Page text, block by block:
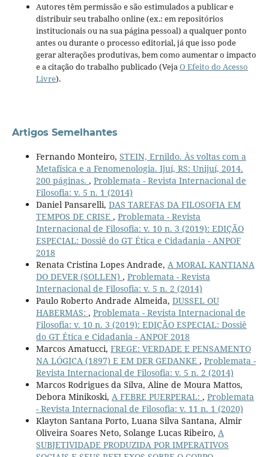
Autores têm permissão e são estimulados a publicar e
distribuir seu trabalho online (ex.: em repositórios
institucionais ou na sua página pessoal) a qualquer ponto
antes ou durante o processo editorial, já que isso pode
gerar alterações produtivas, bem como aumentar o impacto
e a citação do trabalho publicado (VejaO Efeito do Acesso
Livre).
Artigos Semelhantes
Fernando Monteiro, STEIN, Ernildo. Às voltas com a
Metafísica e a Fenomenologia. Ijuí, RS: Unijuí, 2014.
200 páginas. , Problemata - Revista Internacional de
Filosofia: v. 5 n. 1 (2014)
Daniel Pansarelli, DAS TAREFAS DA FILOSOFIA EM
TEMPOS DE CRISE , Problemata - Revista
Internacional de Filosofia: v. 10 n. 3 (2019): EDIÇÃO
ESPECIAL: Dossiê do GT Ética e Cidadania - ANPOF
2018
Renata Cristina Lopes Andrade, A MORAL KANTIANA
DO DEVER (SOLLEN) , Problemata - Revista
Internacional de Filosofia: v. 5 n. 2 (2014)
Paulo Roberto Andrade Almeida, DUSSEL OU
HABERMAS: , Problemata - Revista Internacional de
Filosofia: v. 10 n. 3 (2019): EDIÇÃO ESPECIAL: Dossiê
do GT Ética e Cidadania - ANPOF 2018
Marcos Amatucci, FREGE: VERDADE E PENSAMENTO
NA LÓGICA (1897) E EM DER GEDANKE , Problemata -
Revista Internacional de Filosofia: v. 5 n. 2 (2014)
Marcos Rodrigues da Silva, Aline de Moura Mattos,
Debora Minikoski, A FEBRE PUERPERAL: , Problemata
- Revista Internacional de Filosofia: v. 11 n. 1 (2020)
Klayton Santana Porto, Luana Silva Santana, Almir
Oliveira Soares Neto, Solange Lucas Ribeiro, A
SUBJETIVIDADE PRODUZIDA POR IMPERATIVOS